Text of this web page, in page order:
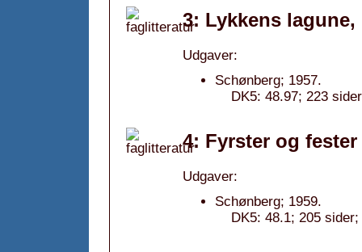
3: Lykkens lagune,
Udgaver:
Schønberg; 1957.
DK5: 48.97; 223
4: Fyrster og
Udgaver:
Schønberg; 1959.
DK5: 48.1; 205 sider;